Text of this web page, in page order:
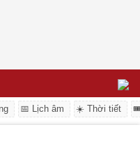
📅 Lịch âm ☀️ Thời tiết